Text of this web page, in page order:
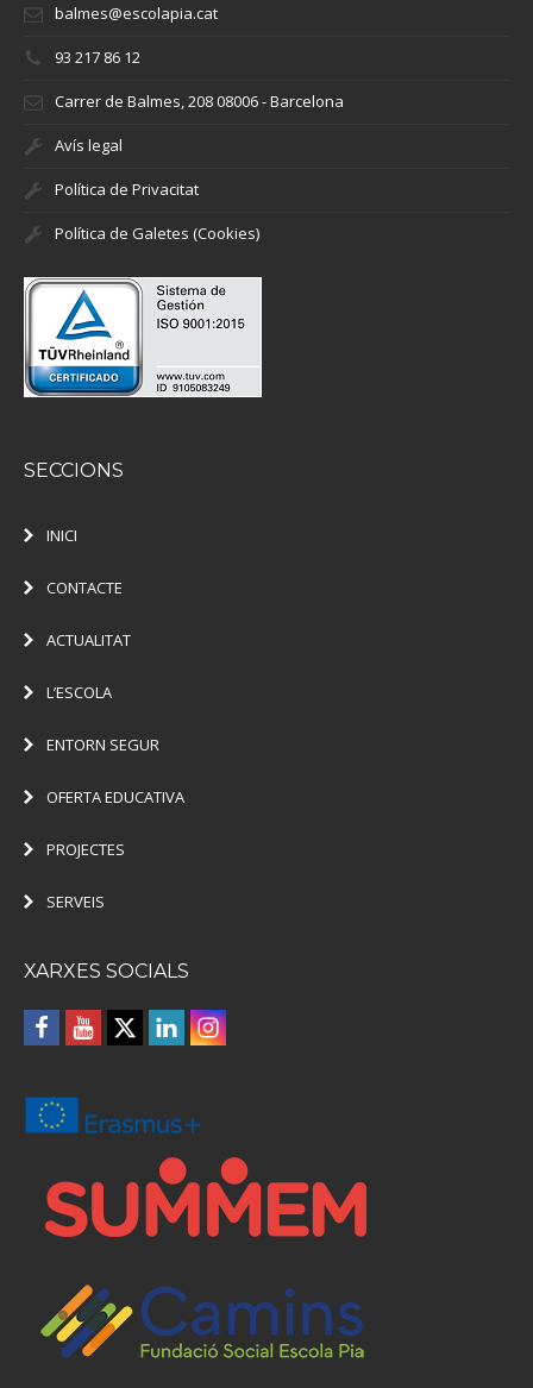
balmes@escolapia.cat
93 217 86 12
Carrer de Balmes, 208 08006 - Barcelona
Avís legal
Política de Privacitat
Política de Galetes (Cookies)
SECCIONS
INICI
CONTACTE
ACTUALITAT
L’ESCOLA
ENTORN SEGUR
OFERTA EDUCATIVA
PROJECTES
SERVEIS
XARXES SOCIALS